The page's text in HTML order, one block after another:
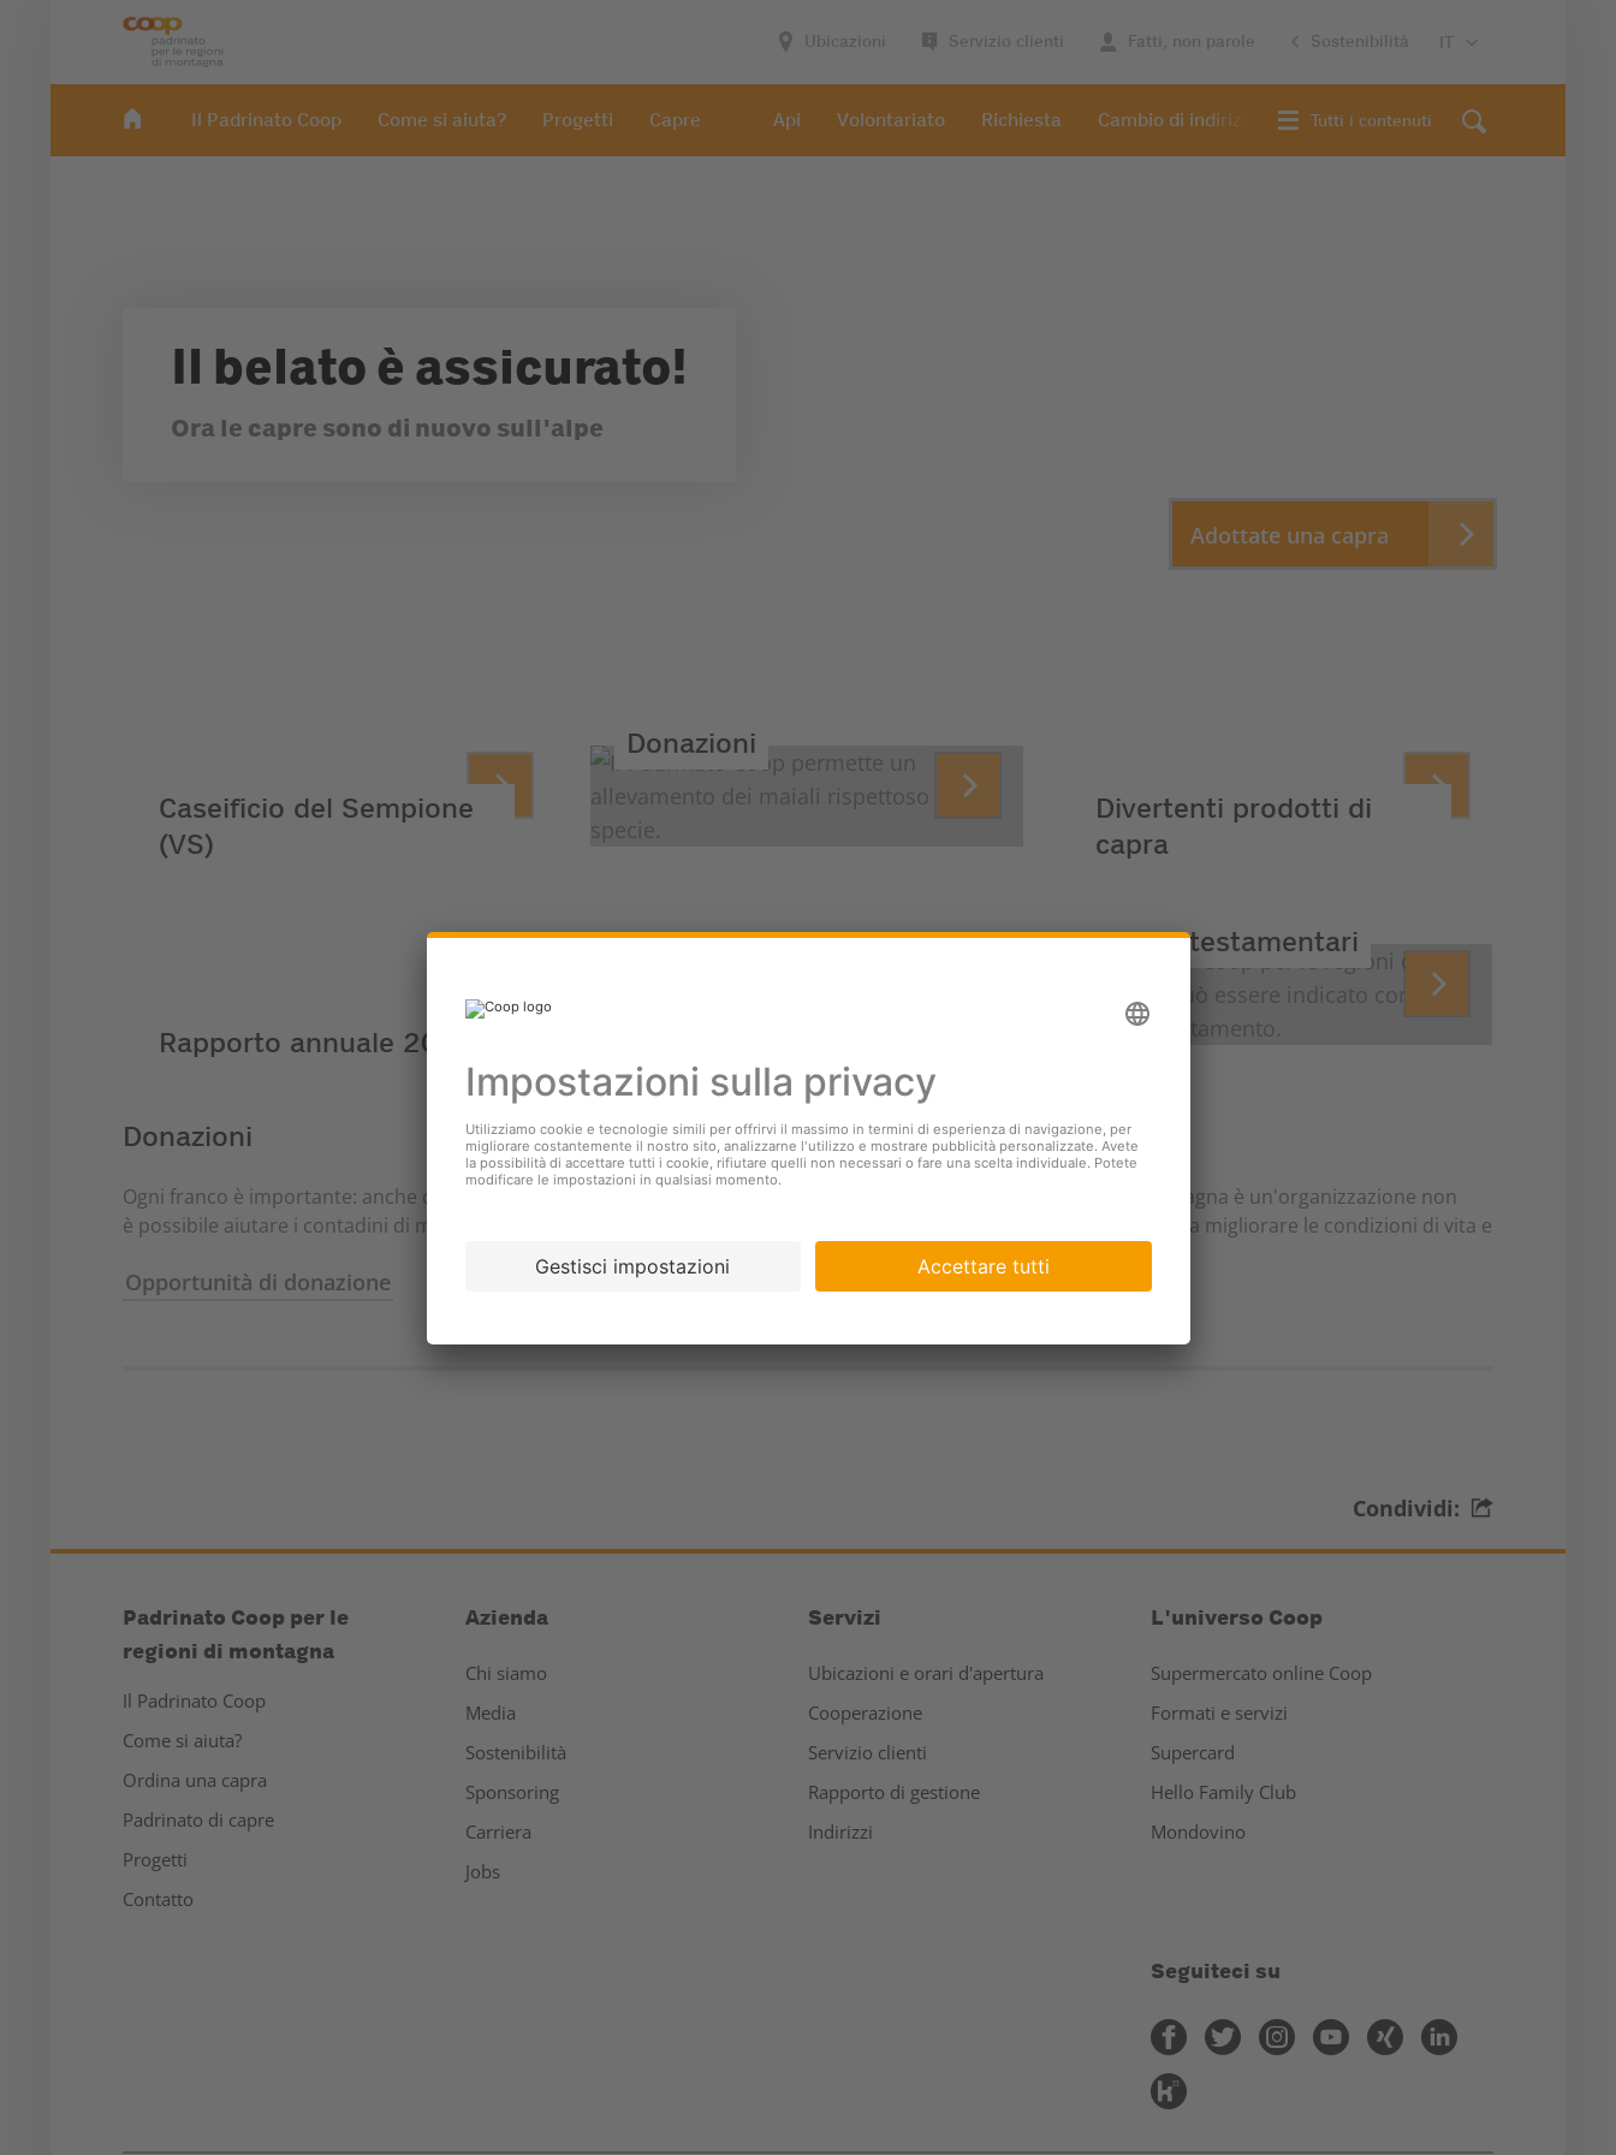
Ubicazioni Servizio clienti Fatti, non parole Sostenibilità
Il Padrinato Coop Come si aiuta? Progetti Capre Api Volontariato Richiesta Cambio di indirizzo Tutti i contenuti
Il belato è assicurato!
Ora le capre sono di nuovo sull'alpe
Adottate una capra
Caseificio del Sempione
(VS)
Donazioni
Divertenti prodotti di
capra
Rapporto annuale 2025
Diventare soci Lasciti testamentari
Donazioni
Ogni franco è importante: anche con una singola donazione al Padrinato
è possibile aiutare i contadini di montagna.
Opportunità di donazione
Il Padrinato Coop
Il Padrinato Coop per le regioni di montagna è un'organizzazione non
profit che aiuta le popolazioni montane a migliorare le condizioni di vita e
Condividi:
Padrinato Coop per le
regioni di montagna
Il Padrinato Coop
Come si aiuta?
Ordina una capra
Padrinato di capre
Progetti
Contatto
Azienda
Chi siamo
Media
Sostenibilità
Sponsoring
Carriera
Jobs
Servizi
Ubicazioni e orari d'apertura
Cooperazione
Servizio clienti
Rapporto di gestione
Indirizzi
L'universo Coop
Supermercato online Coop
Formati e servizi
Supercard
Hello Family Club
Mondovino
Seguiteci su